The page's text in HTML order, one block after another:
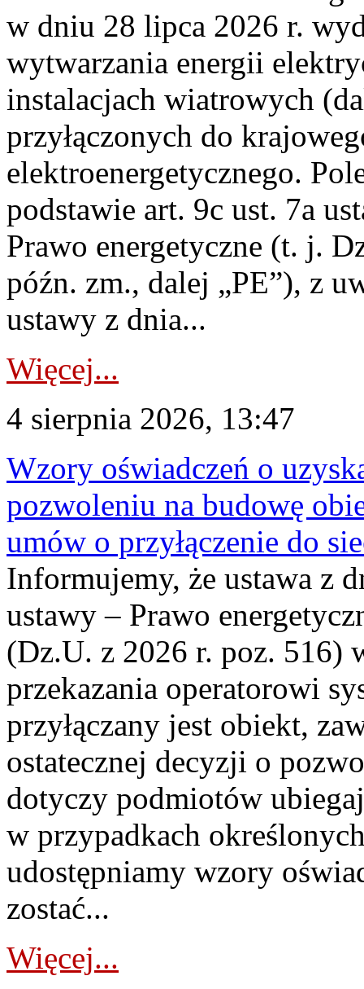
w dniu 28 lipca 2026 r.
wytwarzania energii
instalacjach wiatrowych
przyłączonych do
elektroenergetycznego.
podstawie art. 9c ust. 7a
Prawo energetyczne (t. j.
późn. zm., dalej „PE”), z
ustawy z dnia...
Więcej...
4 sierpnia 2026, 13:47
Wzory oświadczeń o
pozwoleniu na budowę
umów o przyłączenie do
Informujemy, że ustawa z
ustawy – Prawo
(Dz.U. z 2026 r. poz. 516)
przekazania operatorowi
przyłączany jest obiekt,
ostatecznej decyzji o
dotyczy podmiotów
w przypadkach
udostępniamy wzory
zostać...
Więcej...